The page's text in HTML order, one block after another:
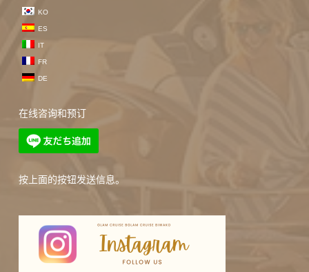
KO
ES
IT
FR
DE
在线咨询和预订
按上面的按钮发送信息。